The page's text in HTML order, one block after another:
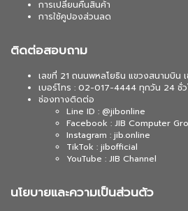
การเปลี่ยนคืนสินค้า
การใช้คูปองส่วนลด
ติดต่อสอบถาม
เลขที่ 21 ถนนพหลโยธิน แขวงสนามบิน
เบอร์โทร : 02-017-4444 ทุกวัน 24 ชั่ว
ช่องทางติดต่อ
Line ID : @jibonline
Facebook : JIB Computer
Instagram : jib.online
TikTok : jibofficial
YouTube : JIB Channel
นโยบายและความเป็นส่วนตัว